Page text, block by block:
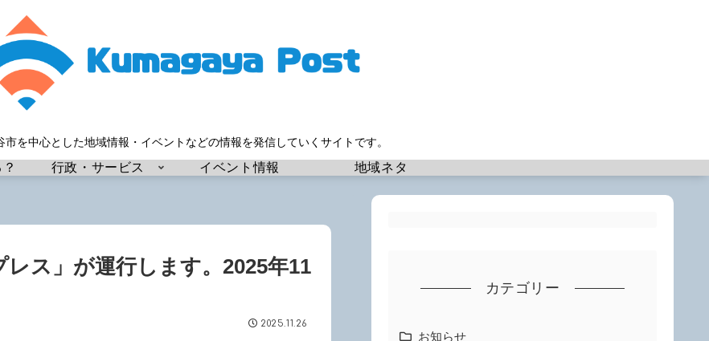
市を中心とした地域情報・イベントなどの情報を発信していくサイトです。
行政・サービス イベント情報 地域ネタ
ス」が運行します。2025年11
2025.11.26
カテゴリー
お知らせ